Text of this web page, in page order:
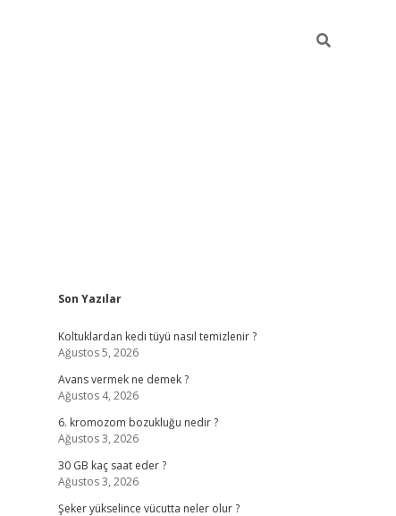
Sidebar
Son Yazılar
Koltuklardan kedi tüyü nasıl temizlenir ?
Ağustos 5, 2026
Avans vermek ne demek ?
Ağustos 4, 2026
6. kromozom bozukluğu nedir ?
Ağustos 3, 2026
30 GB kaç saat eder ?
Ağustos 3, 2026
Şeker yükselince vücutta neler olur ?